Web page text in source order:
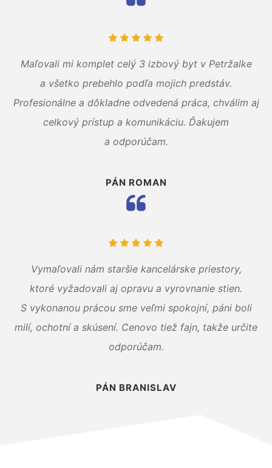
Maľovali mi komplet celý 3 izbový byt v Petržalke
a všetko prebehlo podľa mojich predstáv.
Profesionálne a dôkladne odvedená práca, chválim aj
celkový prístup a komunikáciu. Ďakujem
a odporúčam.
PÁN ROMAN
Vymaľovali nám staršie kancelárske priestory,
ktoré vyžadovali aj opravu a vyrovnanie stien.
S vykonanou prácou sme veľmi spokojní, páni boli
milí, ochotní a skúsení. Cenovo tiež fajn, takže určite
odporúčam.
PÁN BRANISLAV